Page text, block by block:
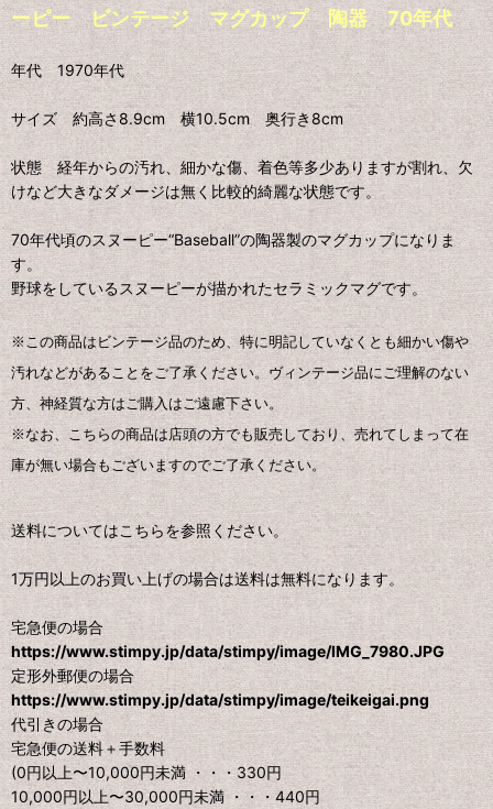
ーピー ビンテージ マグカップ 陶器 70年代
年代 1970年代
サイズ 約高さ8.9cm 横10.5cm 奥行き8cm
状態 経年からの汚れ、細かな傷、着色等多少ありますが割れ、欠
けなど大きなダメージは無く比較的綺麗な状態です。
70年代頃のスヌーピー“Baseball”の陶器製のマグカップになりま
す。
野球をしているスヌーピーが描かれたセラミックマグです。
※この商品はビンテージ品のため、特に明記していなくとも細かい傷や
汚れなどがあることをご了承ください。ヴィンテージ品にご理解のない
方、神経質な方はご購入はご遠慮下さい。
※なお、こちらの商品は店頭の方でも販売しており、売れてしまって在
庫が無い場合もございますのでご了承ください。
送料についてはこちらを参照ください。
1万円以上のお買い上げの場合は送料は無料になります。
宅急便の場合
https://www.stimpy.jp/data/stimpy/image/IMG_7980.JPG
定形外郵便の場合
https://www.stimpy.jp/data/stimpy/image/teikeigai.png
代引きの場合
宅急便の送料＋手数料
(0円以上〜10,000円未満 ・・・330円
10,000円以上〜30,000円未満 ・・・440円